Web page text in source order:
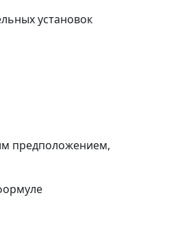
установок
предположением,